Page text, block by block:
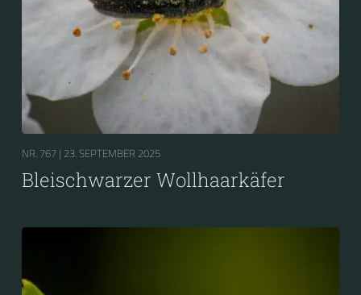
NR. 767 | 23. SEPTEMBER 2025
Bleischwarzer Wollhaarkäfer